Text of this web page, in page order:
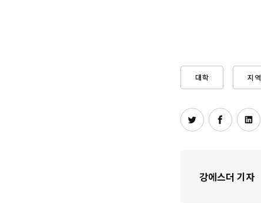
대학 지역
강에스더 기자